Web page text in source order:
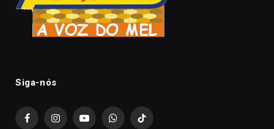
Siga-nós
FacebookInstagramYouTubeWhatsAppTikTok